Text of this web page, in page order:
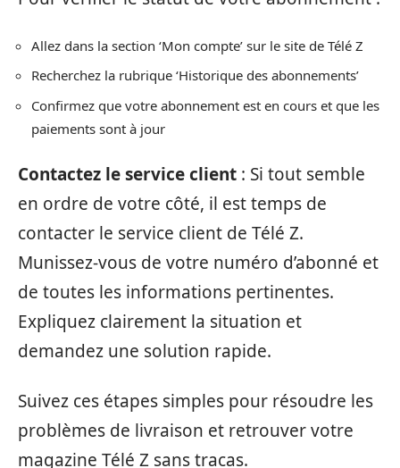
Allez dans la section ‘Mon compte’ sur le site de Télé Z
Recherchez la rubrique ‘Historique des abonnements’
Confirmez que votre abonnement est en cours et que les
paiements sont à jour
Contactez le service client : Si tout semble
en ordre de votre côté, il est temps de
contacter le service client de Télé Z.
Munissez-vous de votre numéro d’abonné et
de toutes les informations pertinentes.
Expliquez clairement la situation et
demandez une solution rapide.
Suivez ces étapes simples pour résoudre les
problèmes de livraison et retrouver votre
magazine Télé Z sans tracas.